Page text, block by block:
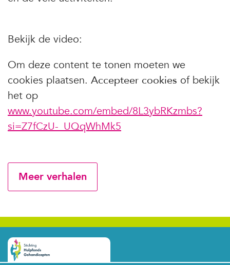
Bekijk de video:
Om deze content te tonen moeten we
cookies plaatsen. Accepteer cookies of bekijk
het op
www.youtube.com/embed/8L3ybRKzmbs?
si=Z7fCzU-_UQqWhMk5
Meer verhalen